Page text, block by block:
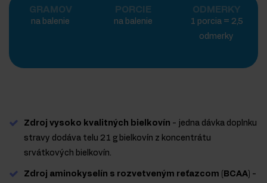
GRAMOV
na balenie
PORCIE
na balenie
ODMERKY
1 porcia = 2,5
odmerky
Zdroj vysoko kvalitných bielkovín - jedna dávka doplnku
stravy dodáva telu 21 g bielkovín z koncentrátu
srvátkových bielkovín.
Zdroj aminokyselín s rozvetveným reťazcom (BCAA) -